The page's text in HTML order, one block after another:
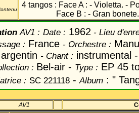
4 tangos : Face A : - Violetta. -
Face B : - Gran bonete. -
AV1 : Date : 1962 - Lieu
: France - Orchestre :
- Chant: instrumental
: Bel-air - Type : EP 45
: SC 221118 - Album : "
AV1